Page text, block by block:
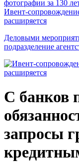
Ивент-
расширяется
Деловыми
подразделение
С банков
запросы